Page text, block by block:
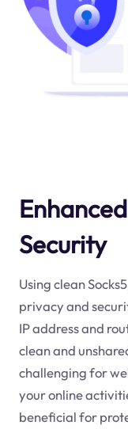
Security
Using clean
privacy and
IP address and
clean and
challenging for
your online
beneficial for